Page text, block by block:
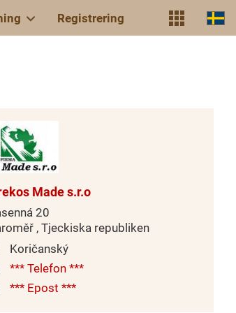
Registrering
Made s.r.o
20
, Tjeckiska republiken
Koričanský
*** Telefon ***
*** Epost ***